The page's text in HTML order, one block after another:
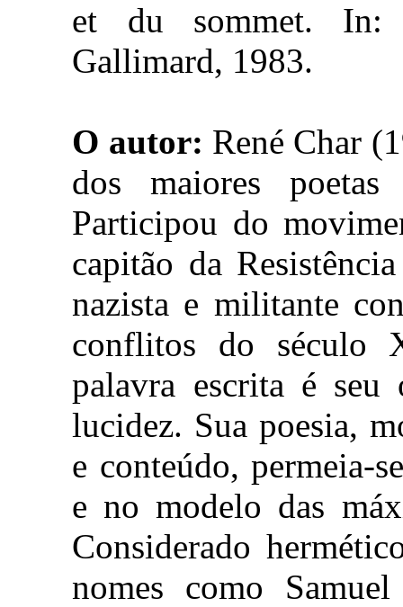
et du sommet.
Gallimard, 1983.
O autor: René Char
dos maiores
Participou do
capitão da
nazista e militante
conflitos do século
palavra escrita é
lucidez. Sua poesia,
e conteúdo, permeia-
e no modelo das
Considerado
nomes como